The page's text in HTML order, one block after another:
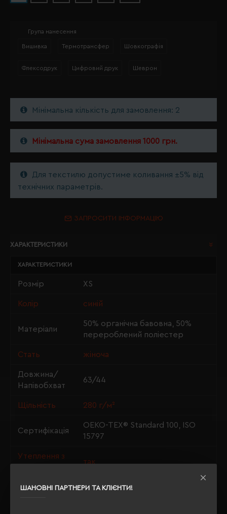
ШАНОВНІ ПАРТНЕРИ ТА КЛІЄНТИ!
Група нанесення
Вишивка Термотрансфер Шовкографія
Флексодрук Цифровий друк Шеврон
Мінімальна кількість для замовлення: 2
Мінімальна сума замовлення 1000 грн.
Для текстилю допустиме коливання ±5% від
технічних параметрів.
ЗАПРОСИТИ ІНФОРМАЦІЮ
ХАРАКТЕРИСТИКИ
ХАРАКТЕРИСТИКИ
Розмір XS
Колір синій
Матеріали
50% органічна бавовна, 50%
перероблений поліестер
Стать жіноча
Довжина/
Напівобхват
63/44
Щільність 280 г/м²
Сертифікація
OEKO-TEX® Standard 100, ISO
15797
Утеплення з
так